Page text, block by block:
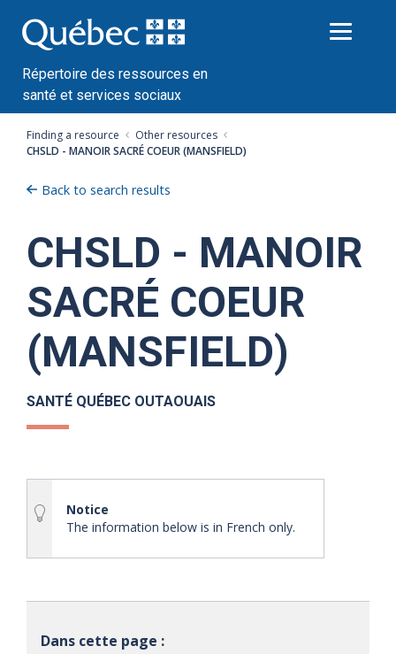
au
contenu
Répertoire des ressources en
santé et services sociaux
Finding a resource
Other resources
CHSLD - MANOIR SACRÉ COEUR (MANSFIELD)
Back to search results
CHSLD - MANOIR
SACRÉ COEUR
(MANSFIELD)
SANTÉ QUÉBEC OUTAOUAIS
Notice
The information below is in French only.
Dans cette page :